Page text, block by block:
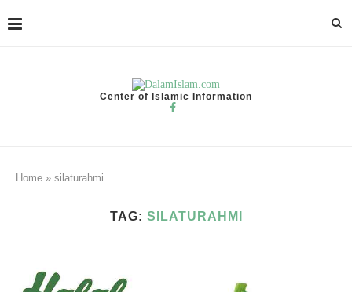
Center of Islamic Information
Home » silaturahmi
TAG: SILATURAHMI